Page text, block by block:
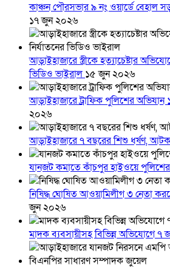
কাঞ্চন পৌরসভার ৯ নং ওয়ার্ডে বেহাল
১৭ জুন ২০২৬
আড়াইহাজারে স্ত্রীকে হত্যাচেষ্টার
ভিডিও ভাইরাল ১৫ জুন ২০২৬
আড়াইহাজারে ট্রাফিক পুলিশের
২০২৬
আড়াইহাজারে ৭ বছরের শিশু ধর্ষণ,
যানজট কমাতে কাঁচপুর হাইওয়ে
নিষিদ্ধ ঘোষিত আওয়ামিলীগ ৩ নেতা
জুন ২০২৬
মাদক ব্যবসায়ীসহ বিভিন্ন অভিযোগে ৭